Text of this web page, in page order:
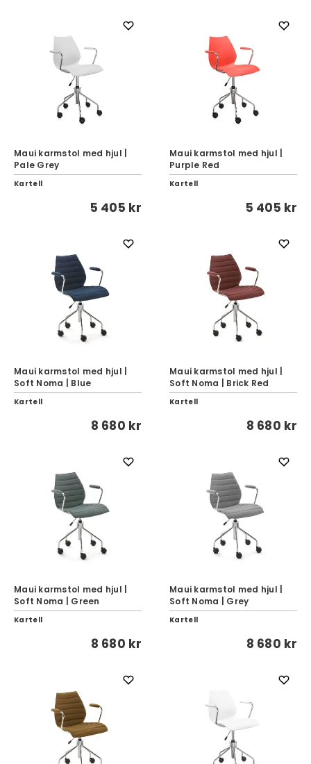
Maui karmstol med hjul |
Pale Grey
Kartell
5 405 kr
Maui karmstol med hjul |
Purple Red
Kartell
5 405 kr
Maui karmstol med hjul |
Soft Noma | Blue
Kartell
8 680 kr
Maui karmstol med hjul |
Soft Noma | Brick Red
Kartell
8 680 kr
Maui karmstol med hjul |
Soft Noma | Green
Kartell
8 680 kr
Maui karmstol med hjul |
Soft Noma | Grey
Kartell
8 680 kr